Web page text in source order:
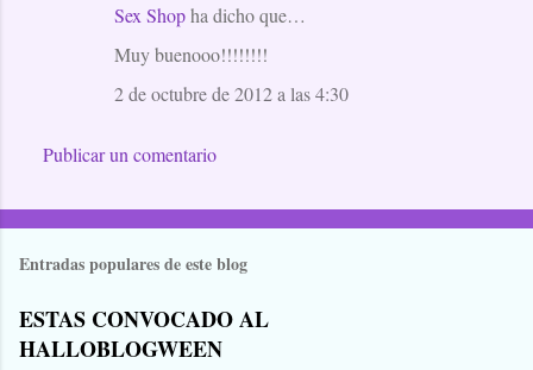
Sex Shopha dicho que…
Muy buenooo!!!!!!!!
2 de octubre de 2012 a las 4:30
Publicar un comentario
Entradas populares de este blog
ESTAS CONVOCADO AL
HALLOBLOGWEEN